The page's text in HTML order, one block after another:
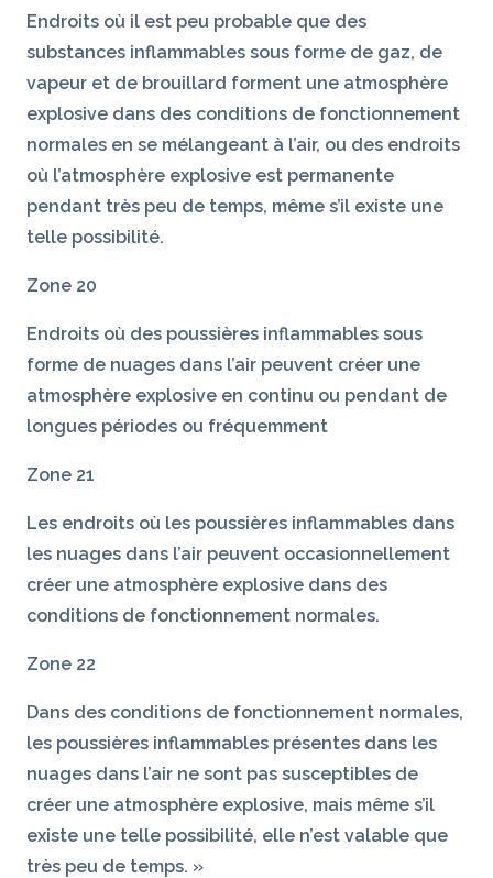
Endroits où il est peu probable que des
substances inflammables sous forme de gaz, de
vapeur et de brouillard forment une atmosphère
explosive dans des conditions de fonctionnement
normales en se mélangeant à l’air, ou des endroits
où l’atmosphère explosive est permanente
pendant très peu de temps, même s’il existe une
telle possibilité.
Zone 20
Endroits où des poussières inflammables sous
forme de nuages dans l’air peuvent créer une
atmosphère explosive en continu ou pendant de
longues périodes ou fréquemment
Zone 21
Les endroits où les poussières inflammables dans
les nuages dans l’air peuvent occasionnellement
créer une atmosphère explosive dans des
conditions de fonctionnement normales.
Zone 22
Dans des conditions de fonctionnement normales,
les poussières inflammables présentes dans les
nuages dans l’air ne sont pas susceptibles de
créer une atmosphère explosive, mais même s’il
existe une telle possibilité, elle n’est valable que
très peu de temps. »